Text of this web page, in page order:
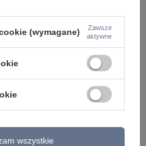
- SUFITOWE
SOLARNE
OGRODOWE
OGRODOWE
(wymagane)
Zawsze
aktywne
wszystkie